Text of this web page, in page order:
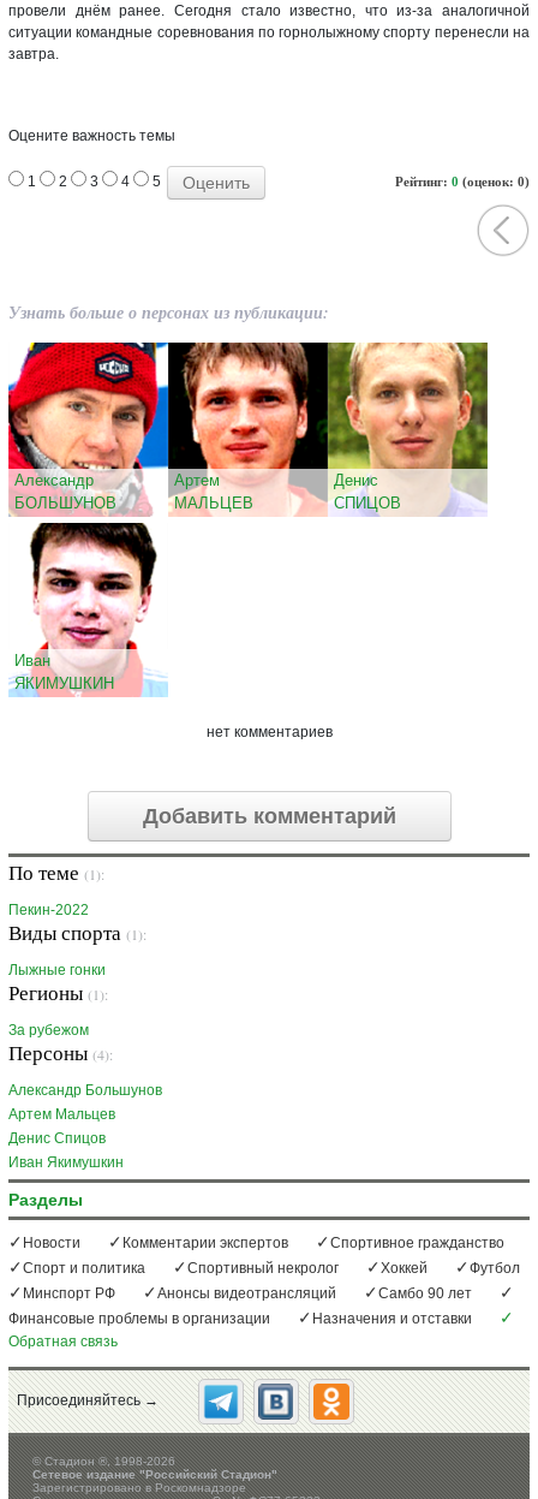
провели днём ранее. Сегодня стало известно, что из-за аналогичной
ситуации командные соревнования по горнолыжному спорту перенесли на
завтра.
Оцените важность темы
Рейтинг: 0 (оценок: 0)
1 2 3 4 5
Узнать больше о персонах из публикации:
Александр
БОЛЬШУНОВ
Артем
МАЛЬЦЕВ
Денис
СПИЦОВ
Иван
ЯКИМУШКИН
нет комментариев
Добавить комментарий
По теме (1):
Пекин-2022
Виды спорта (1):
Лыжные гонки
Регионы (1):
За рубежом
Персоны (4):
Александр Большунов
Артем Мальцев
Денис Спицов
Иван Якимушкин
Разделы
Новости Комментарии экспертов
Спортивное гражданство
Спорт и политика
Спортивный некролог Хоккей
Футбол
Минспорт РФ
Анонсы видеотрансляций
Самбо 90 лет
Финансовые проблемы в организации
Назначения и отставки
Обратная связь
Присоединяйтесь →
©Стадион ®, 1998-2026
Сетевое издание "Российский Стадион"
Зарегистрировано в Роскомнадзоре